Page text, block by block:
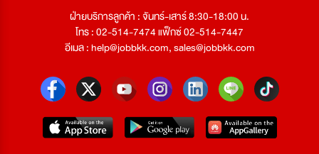
ฝ่ายบริการลูกค้า : จันทร์-เสาร์ 8:30-18:00 น.
โทร : 02-514-7474 แฟ็กซ์ 02-514-7447
อีเมล :help@jobbkk.com,sales@jobbkk.com